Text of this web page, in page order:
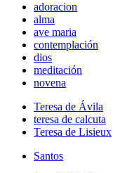
adoracion
alma
ave maria
contemplación
dios
meditación
novena
Teresa de Ávila
teresa de calcuta
Teresa de Lisieux
Santos